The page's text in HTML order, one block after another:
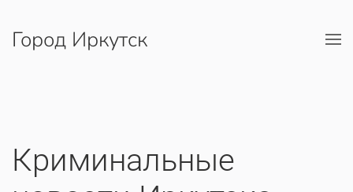
Перейти к содержимому
Город Иркутск
Криминальные